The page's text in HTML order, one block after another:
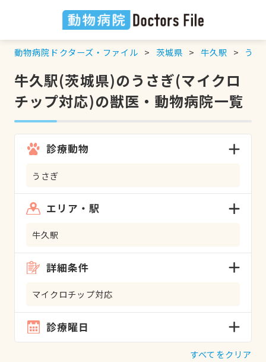
動物病院ドクターズ・ファイル 茨城県 牛久駅 うさ
牛久駅(茨城県)のうさぎ(マイクロ
チップ対応)の獣医・動物病院一覧
診療動物
うさぎ
エリア・駅
牛久駅
詳細条件
マイクロチップ対応
診療曜日
すべてをクリア